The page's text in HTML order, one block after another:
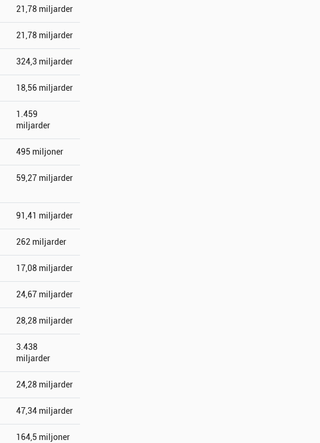
21,78 miljarder
21,78 miljarder
324,3 miljarder
18,56 miljarder
1.459
miljarder
495 miljoner
59,27 miljarder
91,41 miljarder
262 miljarder
17,08 miljarder
24,67 miljarder
28,28 miljarder
3.438
miljarder
24,28 miljarder
47,34 miljarder
164,5 miljoner